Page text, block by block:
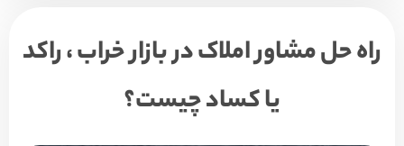
راه حل مشاور املاک در بازار خراب ، راکد
یا کساد چیست؟